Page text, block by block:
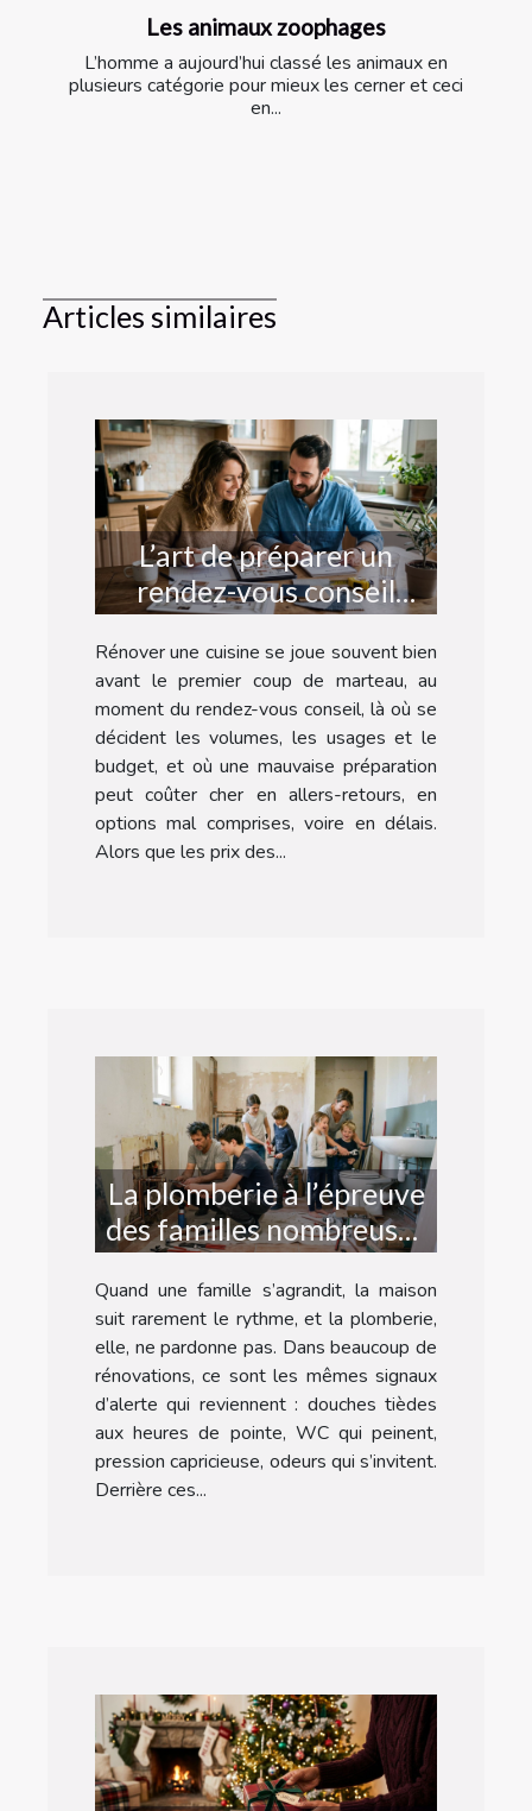
Les animaux zoophages
L’homme a aujourd’hui classé les animaux en
plusieurs catégorie pour mieux les cerner et ceci
en...
Articles similaires
L’art de préparer un
rendez-vous conseil
réussi pour refaire sa
cuisine
Rénover une cuisine se joue souvent bien
avant le premier coup de marteau, au
moment du rendez-vous conseil, là où se
décident les volumes, les usages et le
budget, et où une mauvaise préparation
peut coûter cher en allers-retours, en
options mal comprises, voire en délais.
Alors que les prix des...
La plomberie à l’épreuve
des familles nombreuses
: récit d’une rénovation
Quand une famille s’agrandit, la maison
suit rarement le rythme, et la plomberie,
elle, ne pardonne pas. Dans beaucoup de
rénovations, ce sont les mêmes signaux
d’alerte qui reviennent : douches tièdes
aux heures de pointe, WC qui peinent,
pression capricieuse, odeurs qui s’invitent.
Derrière ces...